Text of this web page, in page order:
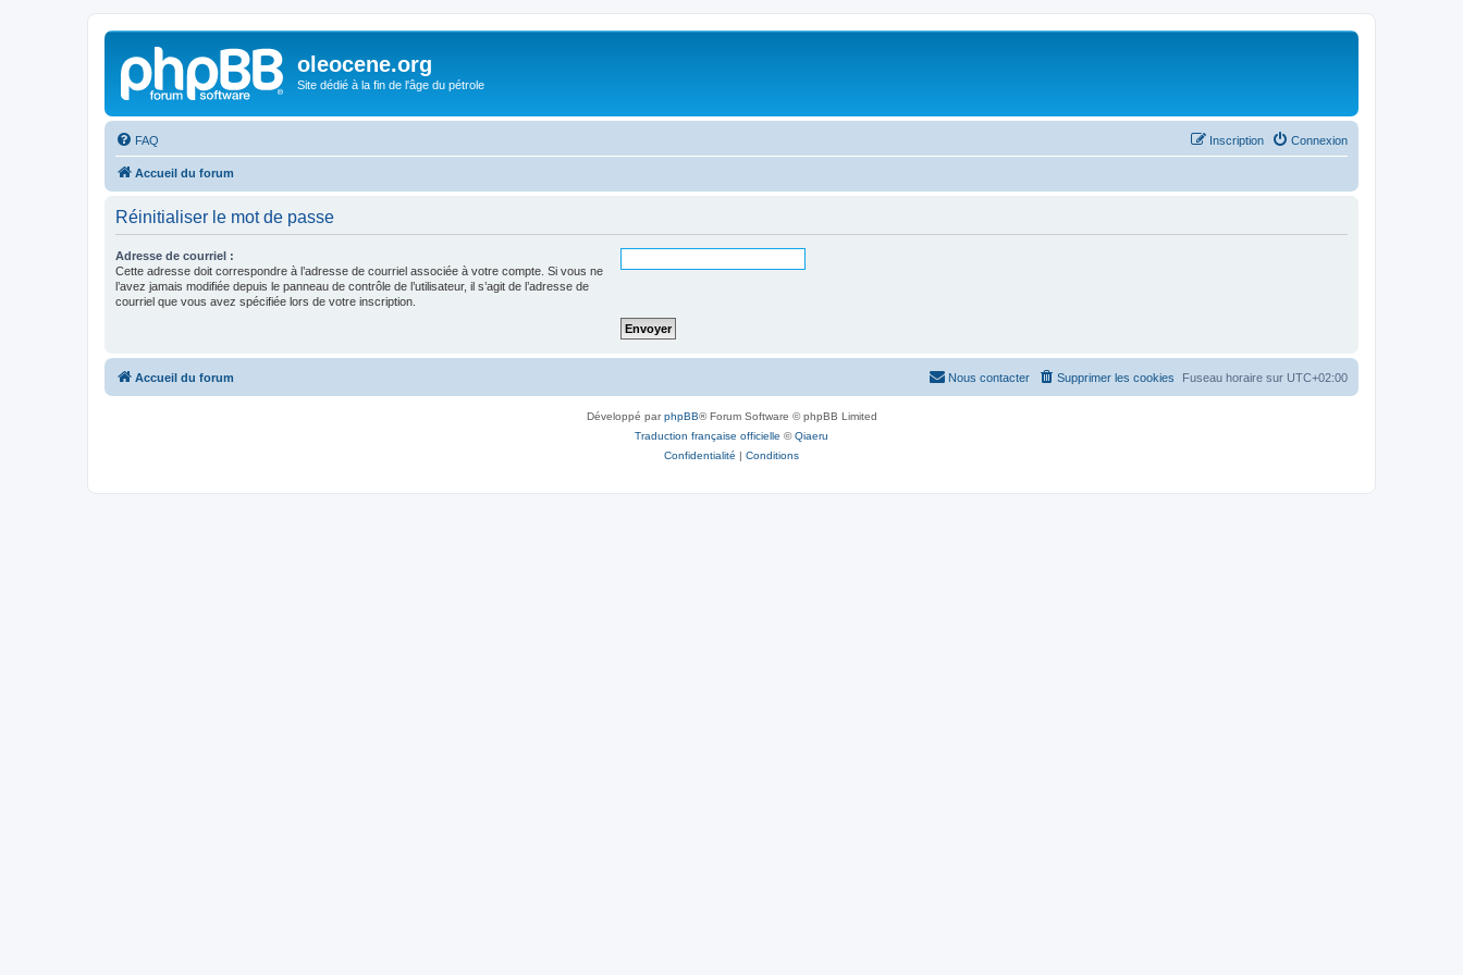
oleocene.org
Site dédié à la fin de l'âge du pétrole
FAQ Connexion
Inscription
Accueil du forum
Réinitialiser le mot de passe
Adresse de courriel :
Cette adresse doit correspondre à l’adresse de courriel associée à votre compte. Si vous ne
l’avez jamais modifiée depuis le panneau de contrôle de l’utilisateur, il s’agit de l’adresse de
courriel que vous avez spécifiée lors de votre inscription.
Accueil du forum Fuseau horaire sur UTC+02:00
Supprimer les cookies
Nous contacter
Développé parphpBB® Forum Software © phpBB Limited
Traduction française officielle ©Qiaeru
Confidentialité | Conditions